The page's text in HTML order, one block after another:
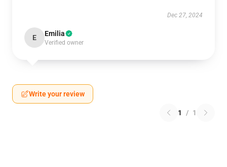
Dec 27, 2024
E Emilia
Verified owner
Write your review
1 / 1